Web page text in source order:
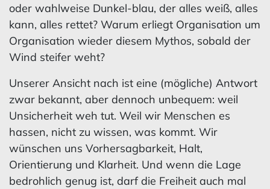
oder wahlweise Dunkel-blau, der alles weiß, alles
kann, alles rettet? Warum erliegt Organisation um
Organisation wieder diesem Mythos, sobald der
Wind steifer weht?
Unserer Ansicht nach ist eine (mögliche) Antwort
zwar bekannt, aber dennoch unbequem: weil
Unsicherheit weh tut. Weil wir Menschen es
hassen, nicht zu wissen, was kommt. Wir
wünschen uns Vorhersagbarkeit, Halt,
Orientierung und Klarheit. Und wenn die Lage
bedrohlich genug ist, darf die Freiheit auch mal